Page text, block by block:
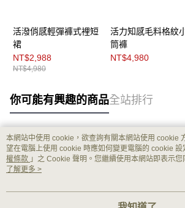
活潑俏感輕彈褲式裡短
裙
NT$2,988
NT$4,980
活力知感毛料格紋
筒褲
NT$4,980
你可能有興趣的商品全站排行
熱門標籤
本網站中使用 cookie，欲查詢有關本網站使用 cookie
望在電腦上使用 cookie 時應如何變更電腦的 cookie 設
權條款 」之 Cookie 聲明。您繼續使用本網站即表示
用條款之 Cookie 聲明使用 cookie。
了解更多 >